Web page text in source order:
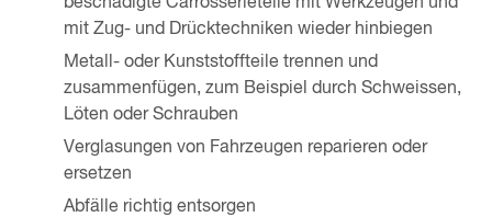
mit Zug- und Drücktechniken wieder hinbiegen
Metall- oder Kunststoffteile trennen und
zusammenfügen, zum Beispiel durch Schweissen,
Löten oder Schrauben
Verglasungen von Fahrzeugen reparieren oder
ersetzen
Abfälle richtig entsorgen